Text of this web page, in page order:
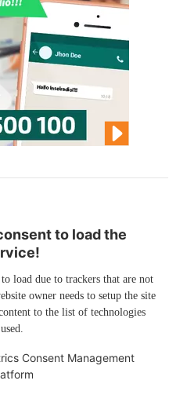
to load the
load due to trackers that are not
owner needs to setup the site
to the list of technologies
used.
Consent Management